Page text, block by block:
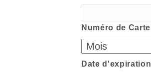
Numéro de Carte
Date d'expiration